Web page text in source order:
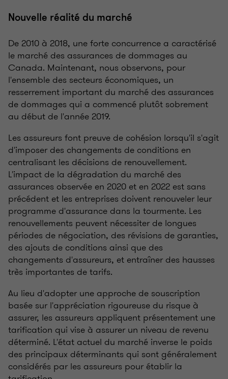
Nouvelle réalité du marché
De 2010 à 2018, une forte concurrence a caractérisé
le marché des assurances de dommages au
Canada. Maintenant, nous observons, pour
l'ensemble des secteurs économiques, un
resserrement important du marché des assurances
de dommages qui a commencé plutôt sobrement
au début de l'année 2019.
Les assureurs font preuve de cohésion lorsqu'il s'agit
d'imposer des changements de conditions en
centralisant les décisions de renouvellement.
L'impact de la dégradation du marché des
assurances observée en 2020 et en 2022 est sans
précédent et les entreprises doivent renouveler leur
programme d'assurance dans la tourmente. Les
renouvellements peuvent nécessiter de longues
périodes de négociation, des révisions de garanties,
des ajouts de conditions ainsi que des
changements d'assureurs, et entraîner des hausses
très importantes de tarifs.
Au lieu d'adopter une approche de souscription
basée sur l'appréciation rigoureuse du risque à
assurer, les assureurs appliquent présentement une
tarification qui vise à assurer un niveau de revenu
déterminé. L'état actuel du marché inverse le poids
des principaux déterminants qui sont généralement
considérés par les assureurs pour établir la